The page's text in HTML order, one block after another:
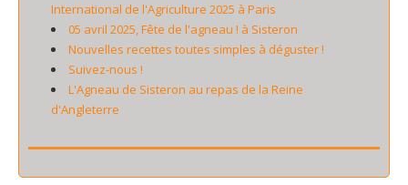
International de l'Agriculture 2025 à Paris
05 avril 2025, Fête de l'agneau ! à Sisteron
Nouvelles recettes toutes simples à déguster !
Suivez-nous !
L'Agneau de Sisteron au repas de la Reine
d'Angleterre